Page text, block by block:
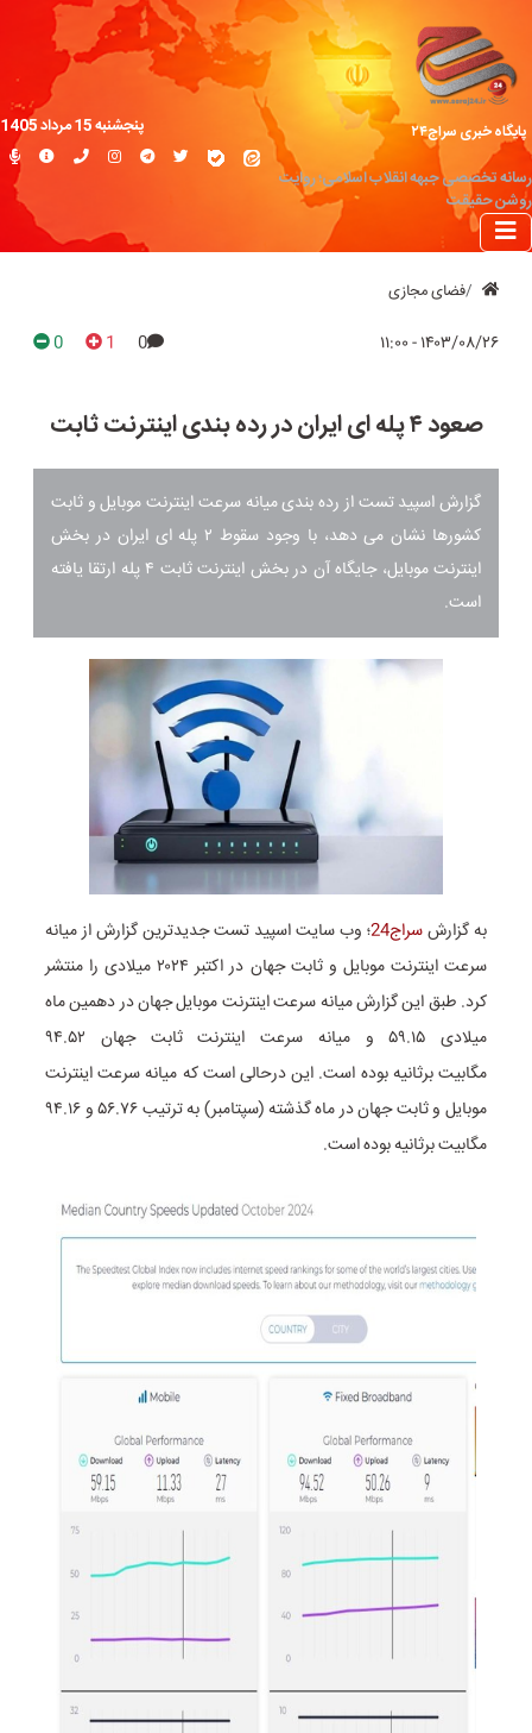
پایگاه خبری سراج۲۴
رسانه تخصصی جبهه انقلاب اسلامی؛ روایت
روشن حقیقت
پنجشنبه 15 مرداد 1405
فضای مجازی
۱۴۰۳/۰۸/۲۶ - ۱۱:۰۰ 0
1
0
صعود ۴ پله ای ایران در رده بندی اینترنت ثابت
گزارش اسپید تست از رده بندی میانه سرعت اینترنت موبایل و ثابت
کشورها نشان می دهد، با وجود سقوط ۲ پله ای ایران در بخش
اینترنت موبایل، جایگاه آن در بخش اینترنت ثابت ۴ پله ارتقا یافته
است.
به گزارشسراج24
؛ وب سایت اسپید تست جدیدترین گزارش از میانه
سرعت اینترنت موبایل و ثابت جهان در اکتبر ۲۰۲۴ میلادی را منتشر
کرد. طبق این گزارش میانه سرعت اینترنت موبایل جهان در دهمین ماه
میلادی ۵۹.۱۵ و میانه سرعت اینترنت ثابت جهان ۹۴.۵۲
مگابیت برثانیه بوده است. این درحالی است که میانه سرعت اینترنت
موبایل و ثابت جهان در ماه گذشته (سپتامبر) به ترتیب ۵۶.۷۶ و ۹۴.۱۶
مگابیت برثانیه بوده است.